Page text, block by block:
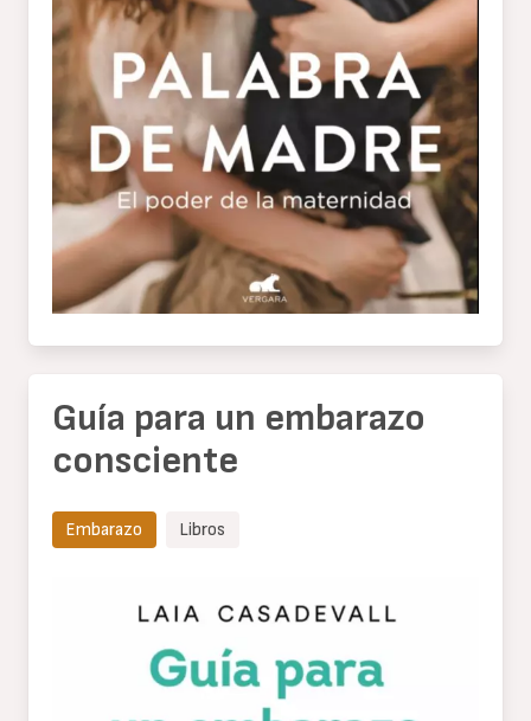
Guía para un embarazo
consciente
Embarazo Libros